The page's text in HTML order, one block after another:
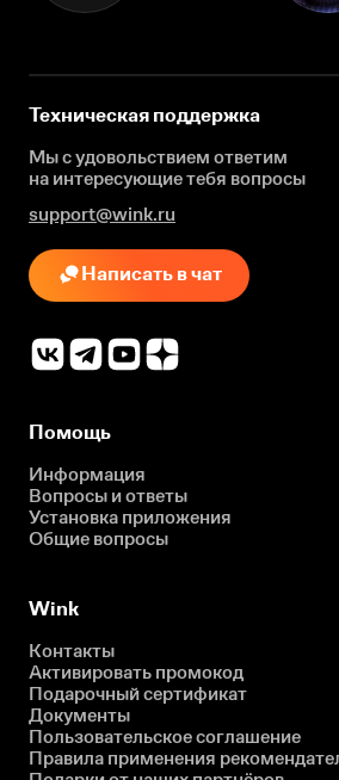
Техническая поддержка
Мы с удовольствием ответим
на интересующиетебя вопросы
support@wink.ru
Написать в чат
Помощь
Информация
Вопросы и ответы
Установка приложения
Общие вопросы
Wink
Контакты
Активировать промокод
Подарочный сертификат
Документы
Пользовательское соглашение
Правила применения